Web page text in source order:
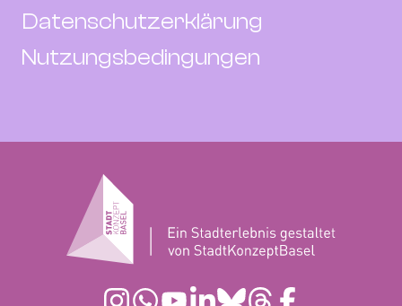
Datenschutzerklärung
Nutzungsbedingungen